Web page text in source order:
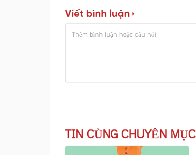
Viết bình luận
TIN CÙNG CHUYÊN MỤC